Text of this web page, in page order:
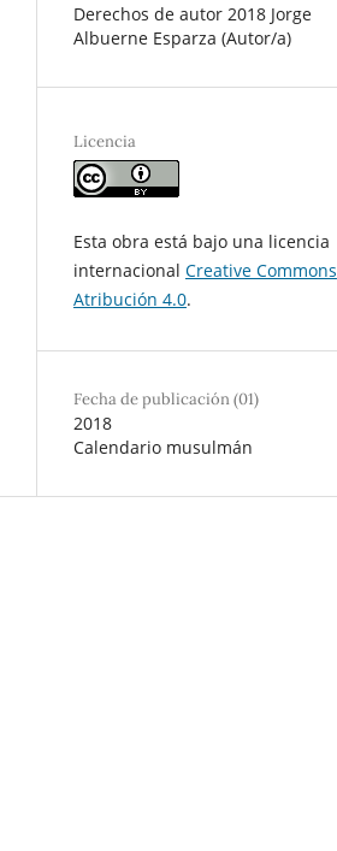
Derechos de autor 2018 Jorge
Albuerne Esparza (Autor/a)
Licencia
Esta obra está bajo una licencia
internacional Creative Commons
Atribución 4.0.
Fecha de publicación (01)
2018
Calendario musulmán